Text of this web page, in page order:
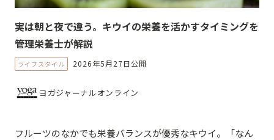
実は朝と夜で違う。キウイの栄養を活かすタイミングを
管理栄養士が解説
ライフスタイル 2026年5月27日公開
ヨガジャーナルオンライン
フルーツのなかでも栄養バランスが優秀なキウイ。「なん